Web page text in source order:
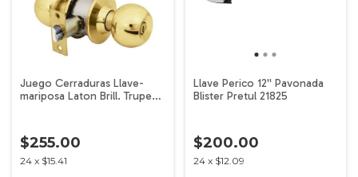
Juego Cerraduras Llave-
mariposa Laton Brill. Truper
$255.00
24 x $15.41
Llave Perico 12'' Pavonada
Blister Pretul 21825
$200.00
24 x $12.09